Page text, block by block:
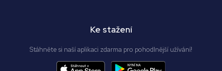
Ke stažení
Stáhněte si naší aplikaci zdarma pro pohodlnější užívání!